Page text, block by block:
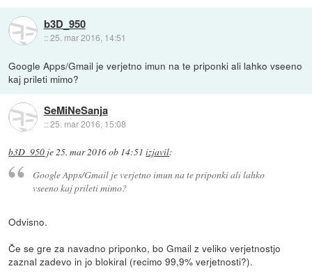
b3D_950
::25. mar 2016, 14:51
Google Apps/Gmail je verjetno imun na te priponki ali lahko vseeno
kaj prileti mimo?
SeMiNeSanja
::25. mar 2016, 15:08
b3D_950 je25. mar 2016 ob 14:51 izjavil:
Google Apps/Gmail je verjetno imun na te priponki ali lahko
vseeno kaj prileti mimo?
Odvisno.
Če se gre za navadno priponko, bo Gmail z veliko verjetnostjo
zaznal zadevo in jo blokiral (recimo 99,9% verjetnosti?).